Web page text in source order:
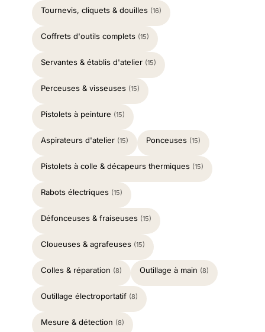
Tournevis, cliquets & douilles (16)
Coffrets d'outils complets (15)
Servantes & établis d'atelier (15)
Perceuses & visseuses (15)
Pistolets à peinture (15)
Aspirateurs d'atelier (15) Ponceuses (15)
Pistolets à colle & décapeurs thermiques (15)
Rabots électriques (15)
Défonceuses & fraiseuses (15)
Cloueuses & agrafeuses (15)
Colles & réparation (8) Outillage à main (8)
Outillage électroportatif (8)
Mesure & détection (8)